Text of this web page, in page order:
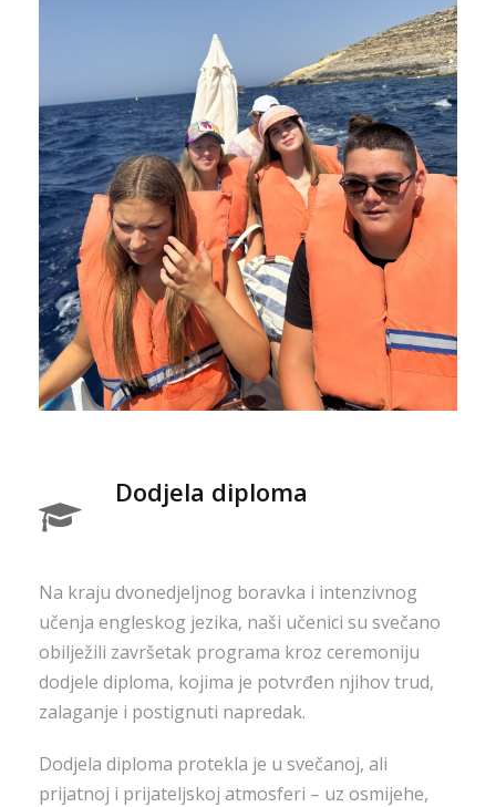
Dodjela diploma
Na kraju dvonedjeljnog boravka i intenzivnog
učenja engleskog jezika, naši učenici su svečano
obilježili završetak programa kroz ceremoniju
dodjele diploma, kojima je potvrđen njihov trud,
zalaganje i postignuti napredak.
Dodjela diploma protekla je u svečanoj, ali
prijatnoj i prijateljskoj atmosferi – uz osmijehe,